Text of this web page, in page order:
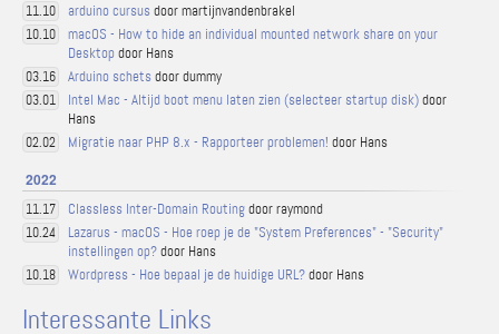
11.10 arduino cursus door martijnvandenbrakel
10.10
macOS - How to hide an individual mounted network share on your
Desktop door Hans
03.16 Arduino schets door dummy
03.01 Intel Mac - Altijd boot menu laten zien (selecteer startup disk)door
Hans
02.02 Migratie naar PHP 8.x - Rapporteer problemen! door Hans
2022
11.17 Classless Inter-Domain Routingdoor raymond
10.24
Lazarus - macOS - Hoe roep je de "System Preferences" - "Security"
instellingen op?door Hans
10.18 Wordpress - Hoe bepaal je de huidige URL?door Hans
Interessante Links